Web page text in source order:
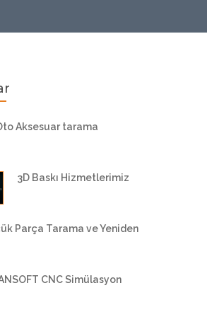
Aksesuar tarama
3D Baskı Hizmetlerimiz
Parça Tarama ve Yeniden
CNC Simülasyon